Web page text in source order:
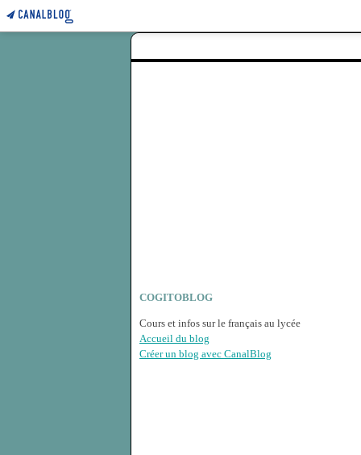
COGITOBLOG
Cours et infos sur le français au lycée
Accueil du blog
Créer un blog avec CanalBlog